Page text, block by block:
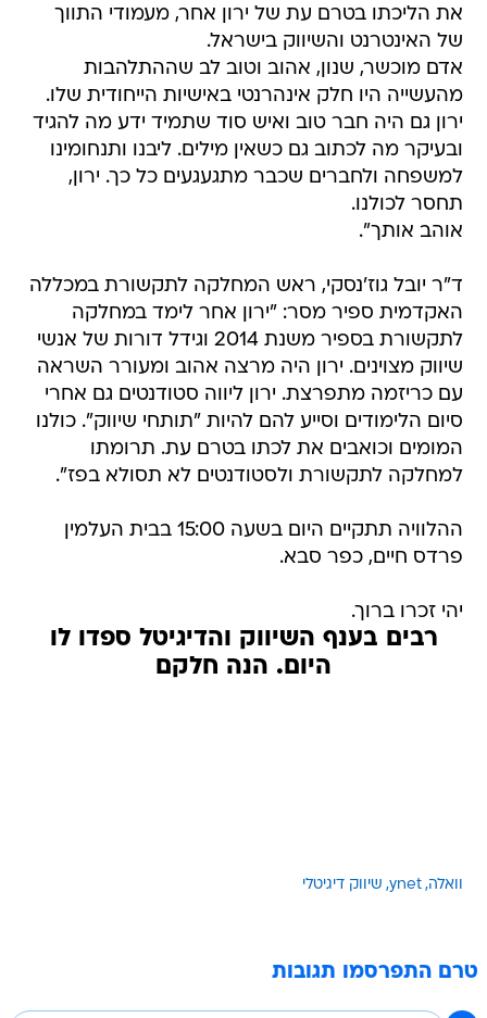
את הליכתו בטרם עת של ירון אחר, מעמודי התווך
של האינטרנט והשיווק בישראל.
אדם מוכשר, שנון, אהוב וטוב לב שההתלהבות
מהעשייה היו חלק אינהרנטי באישיות הייחודית שלו.
ירון גם היה חבר טוב ואיש סוד שתמיד ידע מה להגיד
ובעיקר מה לכתוב גם כשאין מילים. ליבנו ותנחומינו
למשפחה ולחברים שכבר מתגעגעים כל כך. ירון,
תחסר לכולנו.
אוהב אותך".
ד"ר יובל גוז'נסקי, ראש המחלקה לתקשורת במכללה
האקדמית ספיר מסר: "ירון אחר לימד במחלקה
לתקשורת בספיר משנת 2014 וגידל דורות של אנשי
שיווק מצוינים. ירון היה מרצה אהוב ומעורר השראה
עם כריזמה מתפרצת. ירון ליווה סטודנטים גם אחרי
סיום הלימודים וסייע להם להיות "תותחי שיווק". כולנו
המומים וכואבים את לכתו בטרם עת. תרומתו
למחלקה לתקשורת ולסטודנטים לא תסולא בפז".
ההלוויה תתקיים היום בשעה 15:00 בבית העלמין
פרדס חיים, כפר סבא.
יהי זכרו ברוך.
רבים בענף השיווק והדיגיטל ספדו לו
היום. הנה חלקם
וואלה ynet שיווק דיגיטלי
טרם התפרסמו תגובות